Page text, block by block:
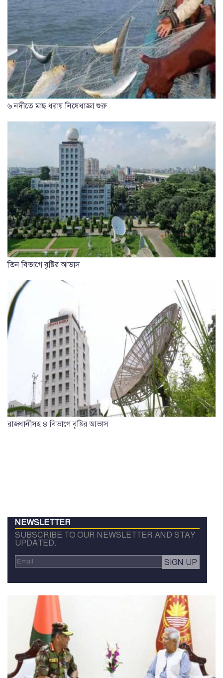
৬ নদীতে মাছ ধরায় নিষেধাজ্ঞা শুরু
তিন বিভাগে বৃষ্টির আভাস
রাজধানীসহ ৪ বিভাগে বৃষ্টির আভাস
NEWSLETTER
SUBSCRIBE TO OUR NEWSLETTER AND STAY
UPDATED.